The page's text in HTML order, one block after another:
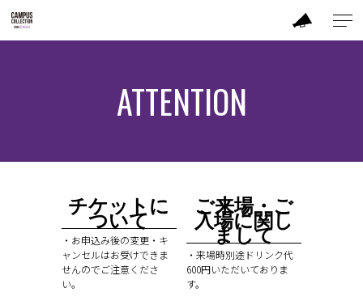
CONTACT
ATTENTION
チケットに
ついて
・お申込み後の変更・キ
ャンセルはお受けできま
せんのでご注意くださ
い。
ご来場・ご
入場に関し
まして
・来場時別途ドリンク代
600円いただいておりま
す。